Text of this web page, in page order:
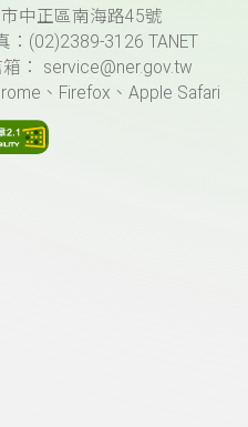
中正區南海路45號
(02)2389-3126 TANET
： service@ner.gov.tw
、Firefox、Apple Safari